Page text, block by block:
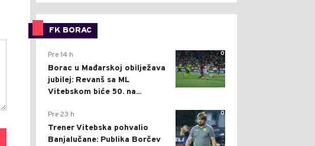
FK BORAC
0
Pre 14 h
Borac u Mađarskoj obilježava
jubilej: Revanš sa ML
Vitebskom biće 50. na...
0
Pre 23 h
Trener Vitebska pohvalio
Banjalučane: Publika Borčev